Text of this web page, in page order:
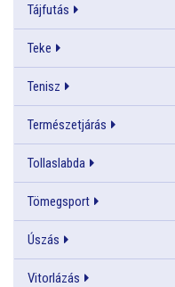
Tájfutás
Teke
Tenisz
Természetjárás
Tollaslabda
Tömegsport
Úszás
Vitorlázás